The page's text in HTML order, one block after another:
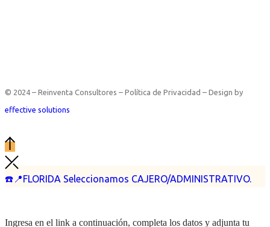
☎️📍FLORIDA Seleccionamos CAJERO/ADMINISTRATIVO.
© 2024 – Reinventa Consultores – Política de Privacidad – Design by
effective solutions
Ingresa en el link a continuación, completa los datos y adjunta tu